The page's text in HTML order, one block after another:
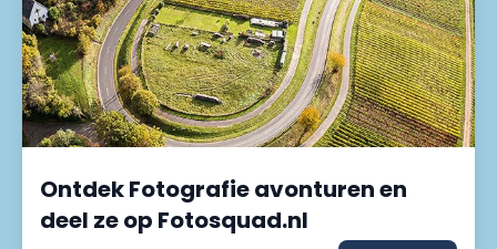
Ontdek Fotografie avonturen en
deel ze op Fotosquad.nl